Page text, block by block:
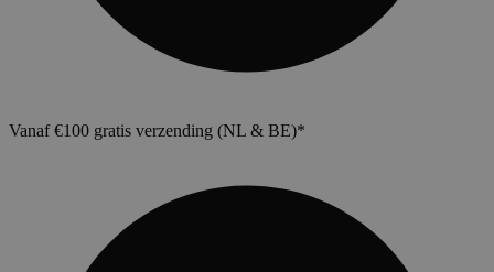
Vanaf €100 gratis verzending (NL & BE)*